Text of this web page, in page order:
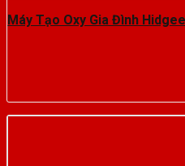
Máy Tạo Oxy Gia Đình